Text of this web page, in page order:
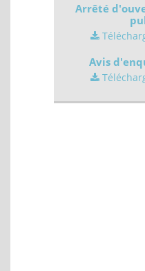
Arrêté
Avis